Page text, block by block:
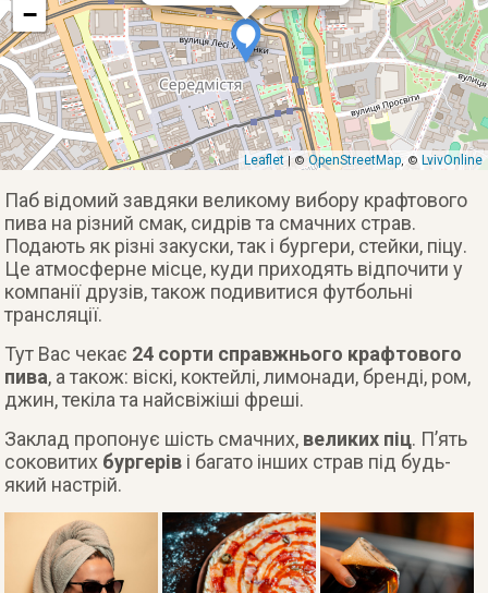
−
Leaflet | © OpenStreetMap, © LvivOnline
Паб відомий завдяки великому вибору крафтового
пива на різний смак, сидрів та смачних страв.
Подають як різні закуски, так і бургери, стейки, піцу.
Це атмосферне місце, куди приходять відпочити у
компанії друзів, також подивитися футбольні
трансляції.
Тут Вас чекає 24 сорти справжнього крафтового
пива, а також: віскі, коктейлі, лимонади, бренді, ром,
джин, текіла та найсвіжіші фреші.
Заклад пропонує шість смачних, великих піц. П’ять
соковитих бургерів і багато інших страв під будь-
який настрій.